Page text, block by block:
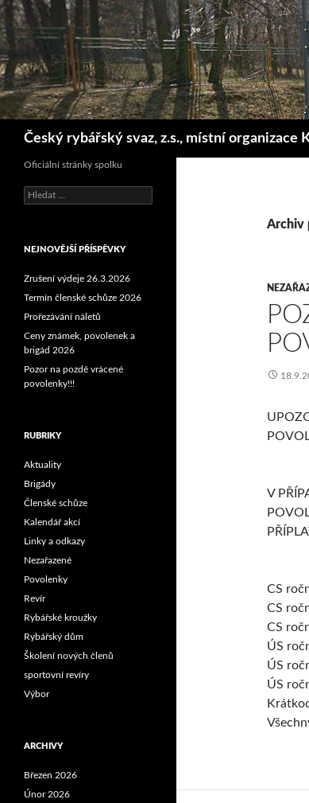
Český rybářský svaz, z.s., místní organizace
Hledat
Archiv
V
CS
CS
CS
ÚS
ÚS
ÚS
Oficiální stránky spolku
Vyhledávání
NEJNOVĚJŠÍ PŘÍSPĚVKY
Zrušení výdeje 26.3.2026
Termín členské schůze 2026
Prořezávání náletů
Ceny známek, povolenek a
brigád 2026
Pozor na pozdě vrácené
povolenky!!!
RUBRIKY
Aktuality
Brigády
Členské schůze
Kalendář akcí
Linky a odkazy
Nezařazené
Povolenky
Revír
Rybářské kroužky
Rybářský dům
Školení nových členů
sportovní revíry
Výbor
ARCHIVY
Březen 2026
Únor 2026